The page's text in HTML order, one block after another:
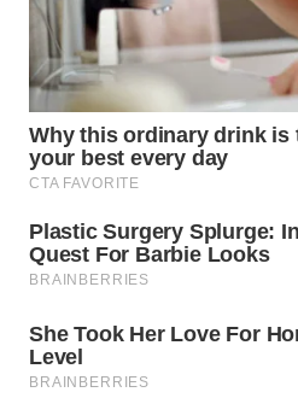
WN
PURWAKARTA
WN
PRIANGAN
TIMUR
WN
SEMARANG
SOLO